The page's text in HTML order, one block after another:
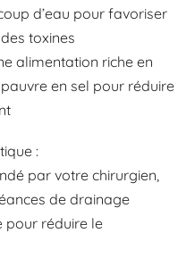
d’eau pour favoriser
toxines
alimentation riche en
en sel pour réduire
:
par votre chirurgien,
de drainage
pour réduire le